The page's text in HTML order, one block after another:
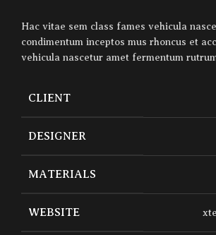
Hac vitae sem class fames vehicula
condimentum inceptos mus rhoncus et
vehicula nascetur amet fermentum
CLIENT
DESIGNER
MATERIALS
WEBSITE